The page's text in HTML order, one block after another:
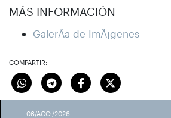
MÁS INFORMACIÓN
GalerÃ­a de ImÃ¡genes
COMPARTIR:
06/AGO./2026